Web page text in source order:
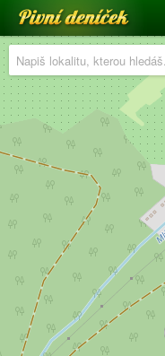
Pivní deníček